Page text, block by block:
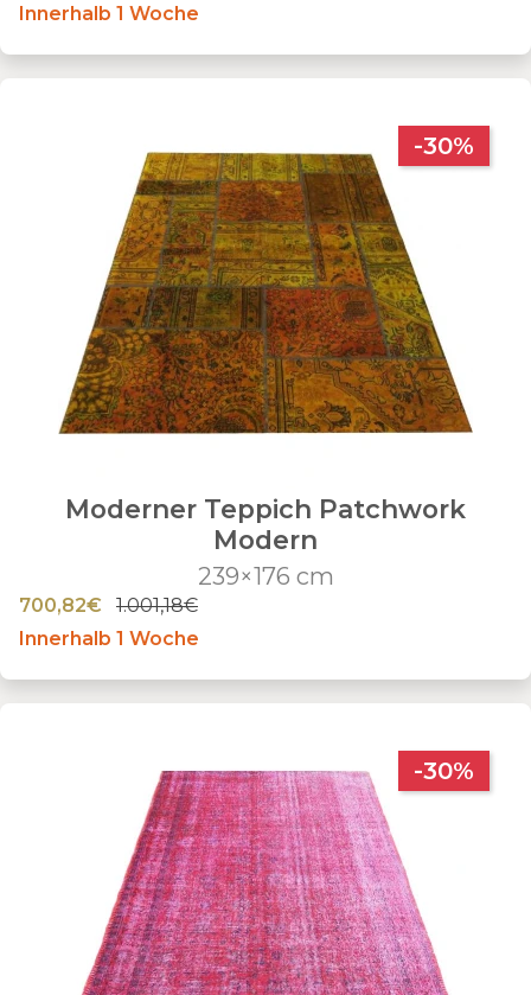
Innerhalb 1 Woche
-30%
Moderner Teppich Patchwork
Modern
239×176 cm
700,82€
1.001,18€
Innerhalb 1 Woche
-30%